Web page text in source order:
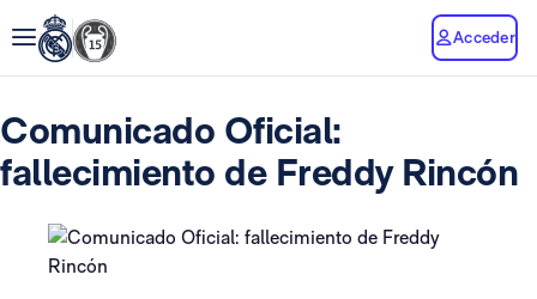
Acceder
Comunicado Oficial:
fallecimiento de Freddy Rincón